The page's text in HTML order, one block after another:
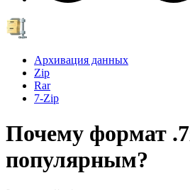
Архивация данных
Zip
Rar
7-Zip
Почему формат
популярным?